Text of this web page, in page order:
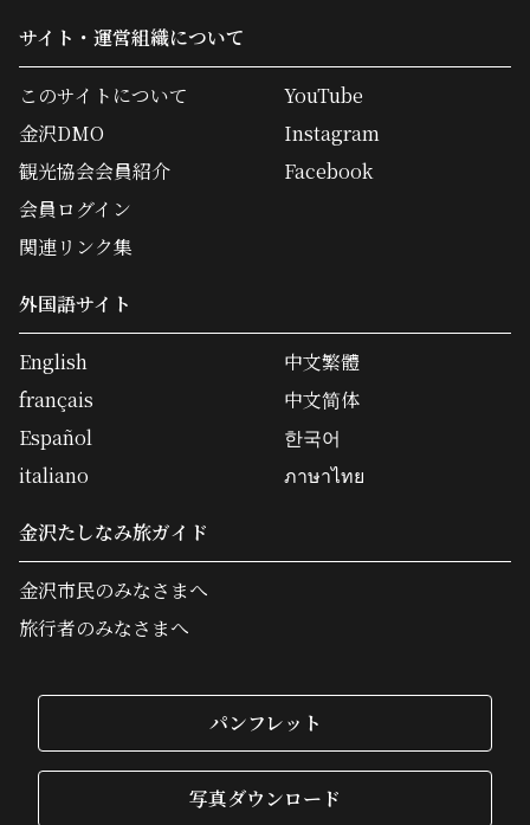
サイト・運営組織について
このサイトについて
金沢DMO
観光協会会員紹介
会員ログイン
関連リンク集
YouTube
Instagram
Facebook
外国語サイト
English
français
Español
italiano
中文繁體
中文简体
한국어
ภาษาไทย
金沢たしなみ旅ガイド
金沢市民のみなさまへ
旅行者のみなさまへ
パンフレット
写真ダウンロード